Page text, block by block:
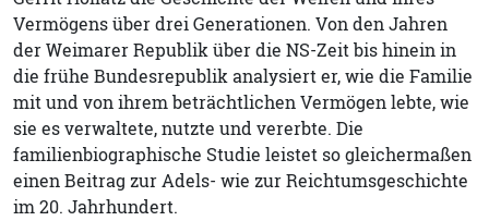
Vermögens über drei Generationen. Von den Jahren
der Weimarer Republik über die NS-Zeit bis hinein in
die frühe Bundesrepublik analysiert er, wie die Familie
mit und von ihrem beträchtlichen Vermögen lebte, wie
sie es verwaltete, nutzte und vererbte. Die
familienbiographische Studie leistet so gleichermaßen
einen Beitrag zur Adels- wie zur Reichtumsgeschichte
im 20. Jahrhundert.